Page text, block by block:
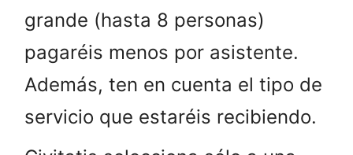
grande (hasta 8 personas)
pagaréis menos por asistente.
Además, ten en cuenta el tipo de
servicio que estaréis recibiendo.